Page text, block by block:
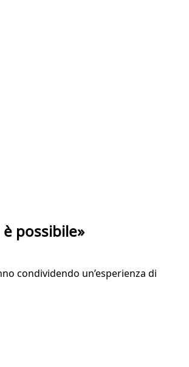
possibile»
condividendo un’esperienza di